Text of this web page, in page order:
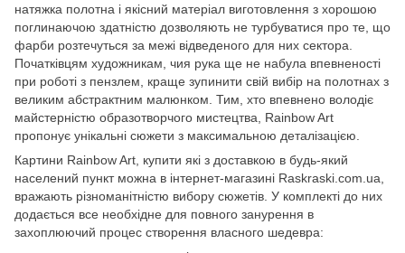
натяжка полотна і якісний матеріал виготовлення з хорошою
поглинаючою здатністю дозволяють не турбуватися про те, що
фарби розтечуться за межі відведеного для них сектора.
Початківцям художникам, чия рука ще не набула впевненості
при роботі з пензлем, краще зупинити свій вибір на полотнах з
великим абстрактним малюнком. Тим, хто впевнено володіє
майстерністю образотворчого мистецтва, Rainbow Art
пропонує унікальні сюжети з максимальною деталізацією.
Картини Rainbow Art, купити які з доставкою в будь-який
населений пункт можна в інтернет-магазині Raskraski.com.ua,
вражають різноманітністю вибору сюжетів. У комплекті до них
додається все необхідне для повного занурення в
захоплюючий процес створення власного шедевра: